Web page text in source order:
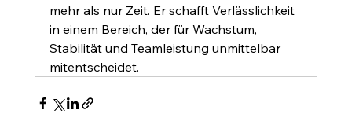
mehr als nur Zeit. Er schafft Verlässlichkeit
in einem Bereich, der für Wachstum,
Stabilität und Teamleistung unmittelbar
mitentscheidet.